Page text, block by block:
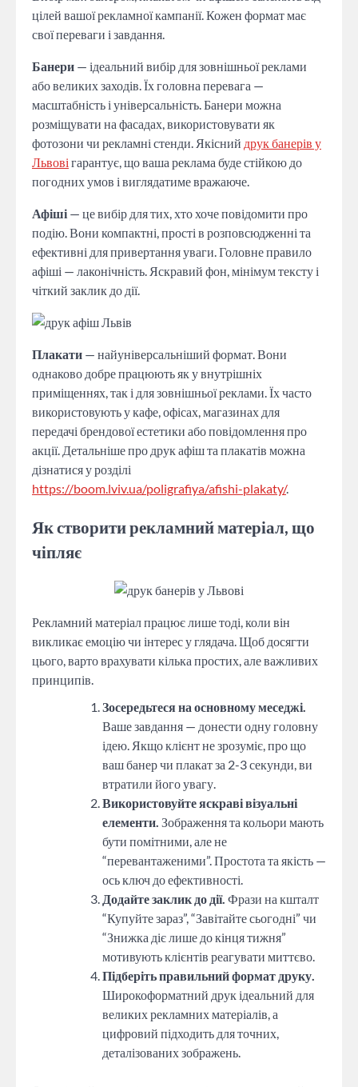
цілей вашої рекламної кампанії. Кожен формат має
свої переваги і завдання.
Банери — ідеальний вибір для зовнішньої реклами
або великих заходів. Їх головна перевага —
масштабність і універсальність. Банери можна
розміщувати на фасадах, використовувати як
фотозони чи рекламні стенди. Якісний друк банерів у
Львові гарантує, що ваша реклама буде стійкою до
погодних умов і виглядатиме вражаюче.
Афіші — це вибір для тих, хто хоче повідомити про
подію. Вони компактні, прості в розповсюдженні та
ефективні для привертання уваги. Головне правило
афіші — лаконічність. Яскравий фон, мінімум тексту і
чіткий заклик до дії.
Плакати — найуніверсальніший формат. Вони
однаково добре працюють як у внутрішніх
приміщеннях, так і для зовнішньої реклами. Їх часто
використовують у кафе, офісах, магазинах для
передачі брендової естетики або повідомлення про
акції. Детальніше про друк афіш та плакатів можна
дізнатися у розділі
https://boom.lviv.ua/poligrafiya/afishi-plakaty/.
Як створити рекламний матеріал, що
чіпляє
Рекламний матеріал працює лише тоді, коли він
викликає емоцію чи інтерес у глядача. Щоб досягти
цього, варто врахувати кілька простих, але важливих
принципів.
Зосередьтеся на основному меседжі.
Ваше завдання — донести одну головну
ідею. Якщо клієнт не зрозуміє, про що
ваш банер чи плакат за 2-3 секунди, ви
втратили його увагу.
Використовуйте яскраві візуальні
елементи. Зображення та кольори мають
бути помітними, але не
“перевантаженими”. Простота та якість —
ось ключ до ефективності.
Додайте заклик до дії. Фрази на кшталт
“Купуйте зараз”, “Завітайте сьогодні” чи
“Знижка діє лише до кінця тижня”
мотивують клієнтів реагувати миттєво.
Підберіть правильний формат друку.
Широкоформатний друк ідеальний для
великих рекламних матеріалів, а
цифровий підходить для точних,
деталізованих зображень.